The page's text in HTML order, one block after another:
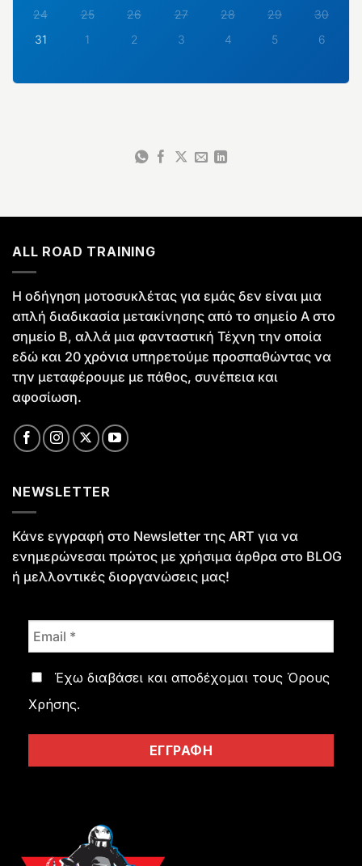
24
25 26 27 28 29
30
31
1 2 3 4 5 6
ALL ROAD TRAINING
Η οδήγηση μοτοσυκλέτας για εμάς δεν είναι μια
απλή διαδικασία μετακίνησης από το σημείο Α στο
σημείο Β, αλλά μια φανταστική Τέχνη την οποία
εδώ και 20 χρόνια υπηρετούμε προσπαθώντας να
την μεταφέρουμε με πάθος, συνέπεια και
αφοσίωση.
NEWSLETTER
Κάνε εγγραφή στο Newsletter της ART για να
ενημερώνεσαι πρώτος με χρήσιμα άρθρα στο BLOG
ή μελλοντικές διοργανώσεις μας!
Έχω διαβάσει και αποδέχομαι τους Όρους
Χρήσης.